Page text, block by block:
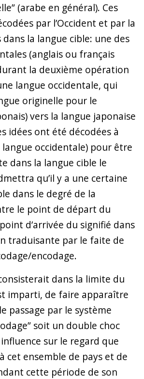
(arabe en général). Ces
par l’Occident et par la
la langue cible: une des
(anglais ou français
la deuxième opération
langue occidentale, qui
originelle pour le
vers la langue japonaise
idées ont été décodées à
langue occidentale) pour être
dans la langue cible le
qu’il y a une certaine
dans le degré de la
le point de départ du
d’arrivée du signifié dans
traduisante par le faite de
encodage.
dans la limite du
imparti, de faire apparaître
passage par le système
soit un double choc
sur le regard que
cet ensemble de pays et de
cette période de son